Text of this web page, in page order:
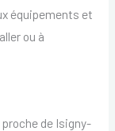
équipements et
ou à
proche de Isigny-